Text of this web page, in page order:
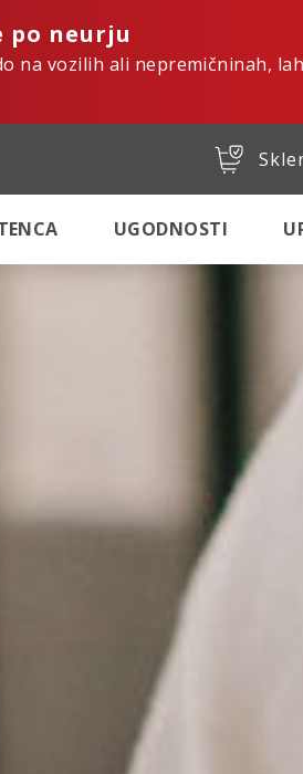
po neurju
na vozilih ali nepremičninah,
UGODNOSTI